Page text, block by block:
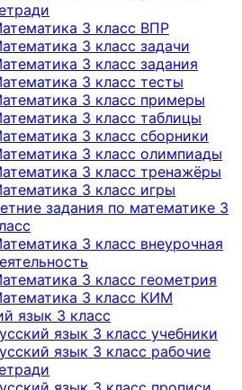
3 класс ВПР
3 класс задачи
3 класс задания
3 класс тесты
3 класс примеры
3 класс таблицы
3 класс сборники
3 класс олимпиады
3 класс тренажёры
3 класс игры
задания по математике 3
3 класс внеурочная
3 класс геометрия
3 класс КИМ
язык 3 класс
язык 3 класс учебники
язык 3 класс рабочие